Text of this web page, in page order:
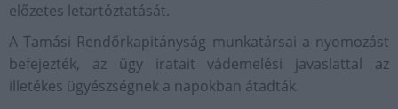
előzetes letartóztatását.
A Tamási Rendőrkapitányság munkatársai a nyomozást
befejezték, az ügy iratait vádemelési javaslattal az
illetékes ügyészségnek a napokban átadták.